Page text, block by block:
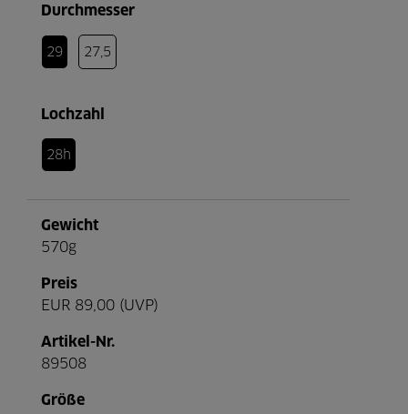
Durchmesser
29 27,5
Lochzahl
28h
Gewicht
570g
Preis
EUR 89,00 (UVP)
Artikel-Nr.
89508
Größe